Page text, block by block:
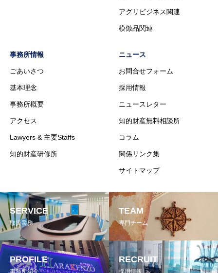
アグリビジネス関連
模倣品関連
事務所情報
ごあいさつ
基本理念
事務所概要
アクセス
Lawyers & 主要Staffs
知的財産研修所
ニュース
お問合せフォーム
採用情報
ニュースレター
知的財産無料相談所
コラム
関係リンク集
サイトマップ
SERVICE
取扱業務
TEAM
専門チーム
PROFILE RECRUIT